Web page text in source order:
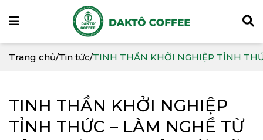
Trang chủ/Tin tức/TINH THẦN KHỞI NGHIỆP TỈNH
TINH THẦN KHỞI NGHIỆP
TỈNH THỨC – LÀM NGHỀ TỪ